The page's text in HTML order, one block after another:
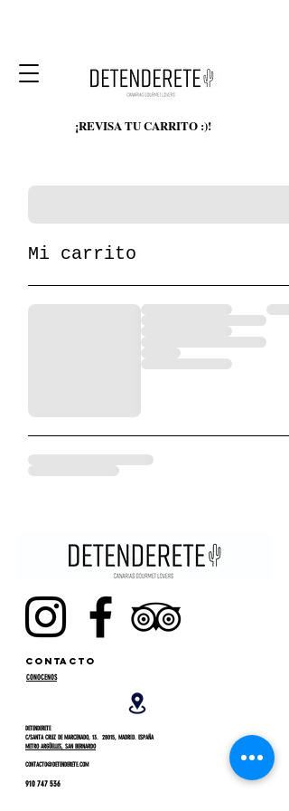
¡REVISA TU CARRITO :)!
Mi carrito
CONTACTO
CONOCENOS
DETENDERETE
C/SANTA CRUZ DE MARCENADO, 13. 28015, MADRID. ESPAÑA
METRO ARGÜELLES, SAN BERNARDO
CONTACTO@DETENDERETE.COM
910 747 536